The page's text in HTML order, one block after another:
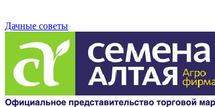
Дачные советы